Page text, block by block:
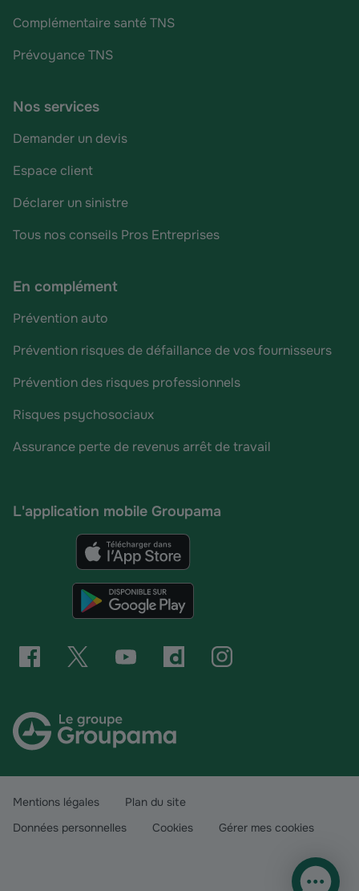
Complémentaire santé TNS
Prévoyance TNS
Nos services
Demander un devis
Espace client
Déclarer un sinistre
Tous nos conseils Pros Entreprises
En complément
Prévention auto
Prévention risques de défaillance de vos fournisseurs
Prévention des risques professionnels
Risques psychosociaux
Assurance perte de revenus arrêt de travail
L'application mobile Groupama
Mentions légales
Plan du site
Données personnelles
Cookies Gérer mes cookies